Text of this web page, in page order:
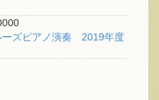
ーズピアノ演奏 2019年度